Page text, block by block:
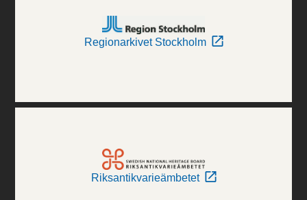
Regionarkivet Stockholm
Riksantikvarieämbetet